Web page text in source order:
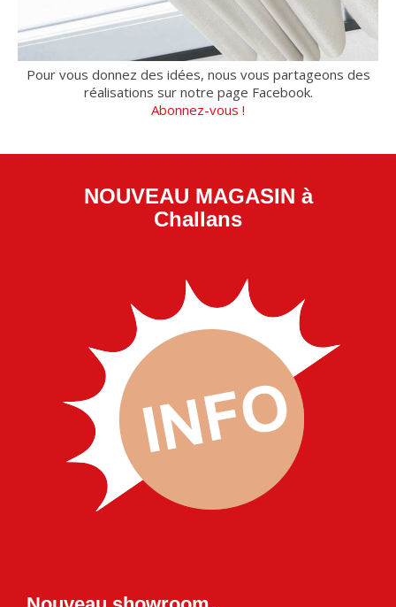
Pour vous donnez des idées, nous vous partageons des
réalisations sur notre page Facebook.
Abonnez-vous !
NOUVEAU MAGASIN à
Challans